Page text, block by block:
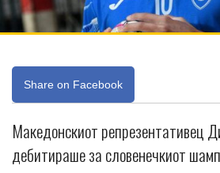
Share on Facebook
Македонскиот репрезентативец
дебитираше за словенечкиот